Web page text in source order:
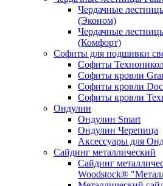
Чердачные
(Эконом)
Чердачные
(Комфорт)
Софиты для подшивки
Софиты
Софиты кровли
Софиты кровли
Софиты кровли
Ондулин
Ондулин Smart
Ондулин Черепица
Аксессуары для
Сайдинг металлический
Сайдинг
Woodstock®